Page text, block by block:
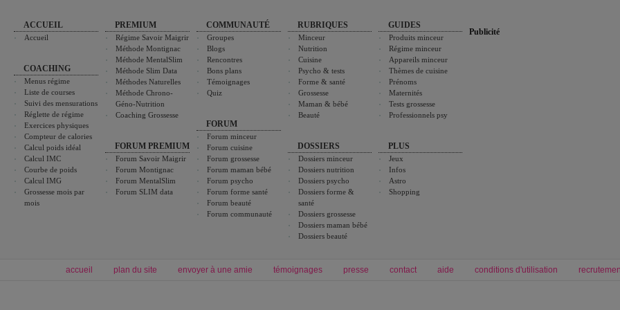
ACCUEIL
Accueil
COACHING
Menus régime
Liste de courses
Suivi des mensurations
Réglette de régime
Exercices physiques
Compteur de calories
Calcul poids idéal
Calcul IMC
Courbe de poids
Calcul IMG
Grossesse mois par
mois
PREMIUM
Régime Savoir Maigrir
Méthode Montignac
Méthode MentalSlim
Méthode Slim Data
Méthodes Naturelles
Méthode Chrono-
Géno-Nutrition
Coaching Grossesse
FORUM PREMIUM
Forum Savoir Maigrir
Forum Montignac
Forum MentalSlim
Forum SLIM data
COMMUNAUTÉ
Groupes
Blogs
Rencontres
Bons plans
Témoignages
Quiz
FORUM
Forum minceur
Forum cuisine
Forum grossesse
Forum maman bébé
Forum psycho
Forum forme santé
Forum beauté
Forum communauté
RUBRIQUES
Minceur
Nutrition
Cuisine
Psycho & tests
Forme & santé
Grossesse
Maman & bébé
Beauté
DOSSIERS
Dossiers minceur
Dossiers nutrition
Dossiers psycho
Dossiers forme &
santé
Dossiers grossesse
Dossiers maman bébé
Dossiers beauté
GUIDES
Produits minceur
Régime minceur
Appareils minceur
Thèmes de cuisine
Prénoms
Maternités
Tests grossesse
Professionnels psy
PLUS
Jeux
Infos
Astro
Shopping
Publicité
accueil plan du site envoyer à une amie témoignages presse contact aide conditions d'utilisation